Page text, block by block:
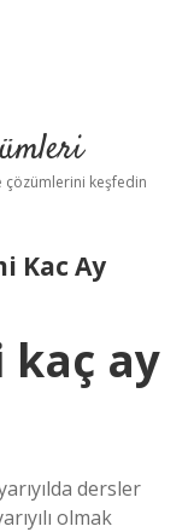
çözümlerini keşfedin
Kac Ay
kaç ay
dersler
olmak